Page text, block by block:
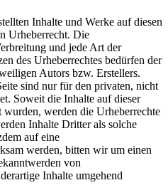
Inhalte und Werke auf diesen
Urheberrecht. Die
und jede Art der
des Urheberrechtes bedürfen der
Autors bzw. Erstellers.
sind nur für den privaten, nicht
Soweit die Inhalte auf dieser
werden die Urheberrechte
Inhalte Dritter als solche
auf eine
werden, bitten wir um einen
von
Inhalte umgehend